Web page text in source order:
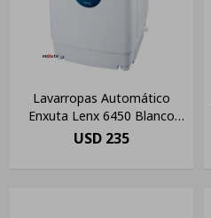
Lavarropas Automático
Enxuta Lenx 6450 Blanco
4.5kg Amv
USD 235